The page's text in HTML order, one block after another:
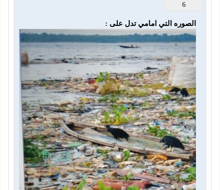
6
الصوره التي امامي تدل على :